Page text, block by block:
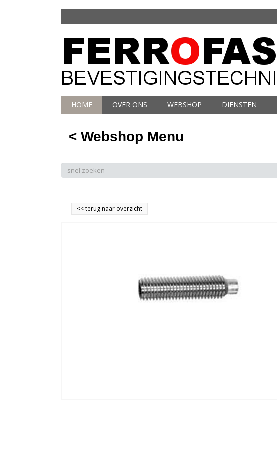
HOME OVER ONS WEBSHOP DIENSTEN
< Webshop Menu
<<terug naar overzicht